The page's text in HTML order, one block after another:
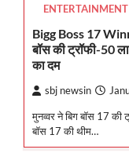
ENTERTAINMENT
Bigg Boss 17
बॉस की ट्रॉफी-50
का दम
sbj newsin
मुनव्वर ने बिग बॉस 17 की
बॉस 17 की थीम…